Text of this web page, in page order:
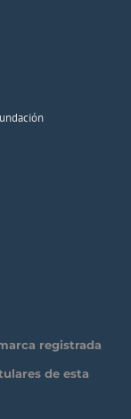
registrada
de esta